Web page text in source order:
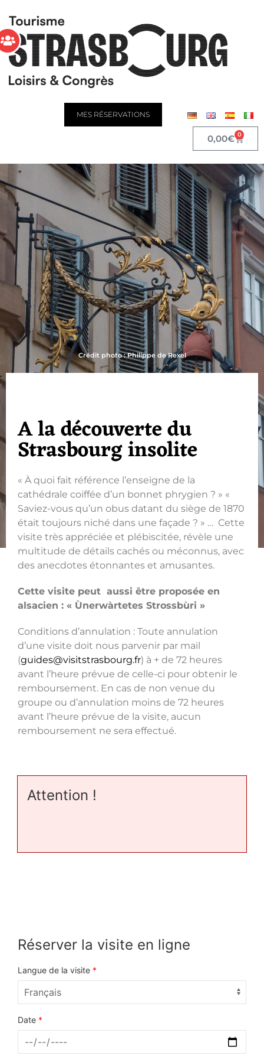
MES RÉSERVATIONS
0,00€ 0
Crédit photo : Philippe de Rexel
A la découverte du
Strasbourg insolite
« À quoi fait référence l’enseigne de la
cathédrale coiffée d’un bonnet phrygien ? » «
Saviez-vous qu’un obus datant du siège de 1870
était toujours niché dans une façade ? » … Cette
visite très appréciée et plébiscitée, révèle une
multitude de détails cachés ou méconnus, avec
des anecdotes étonnantes et amusantes.
Cette visite peut aussi être proposée en
alsacien : « Ùnerwàrtetes Strossbùri »
Conditions d’annulation : Toute annulation
d’une visite doit nous parvenir par mail
(guides@visitstrasbourg.fr) à + de 72 heures
avant l’heure prévue de celle-ci pour obtenir le
remboursement. En cas de non venue du
groupe ou d’annulation moins de 72 heures
avant l’heure prévue de la visite, aucun
remboursement ne sera effectué.
Attention !
Réserver la visite en ligne
Langue de la visite *
Date *